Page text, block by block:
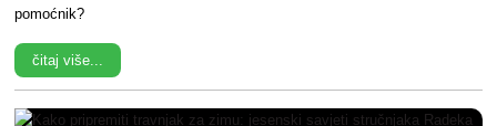
pomoćnik?
čitaj više...